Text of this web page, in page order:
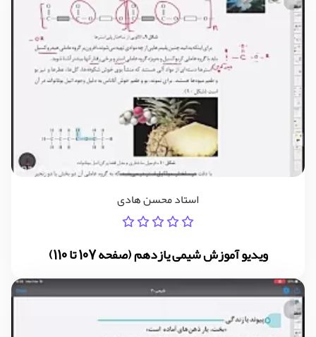
استاد محسن هادی
ویدیو آموزش شیمی یازدهم (صفحه 107 تا 110)